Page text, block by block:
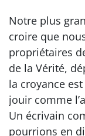
Notre plus
croire que
propriétaires
de la Vérité,
la croyance
jouir comme
Un écrivain
pourrions en